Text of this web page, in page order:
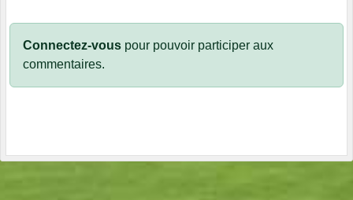
Connectez-vous pour pouvoir participer aux
commentaires.